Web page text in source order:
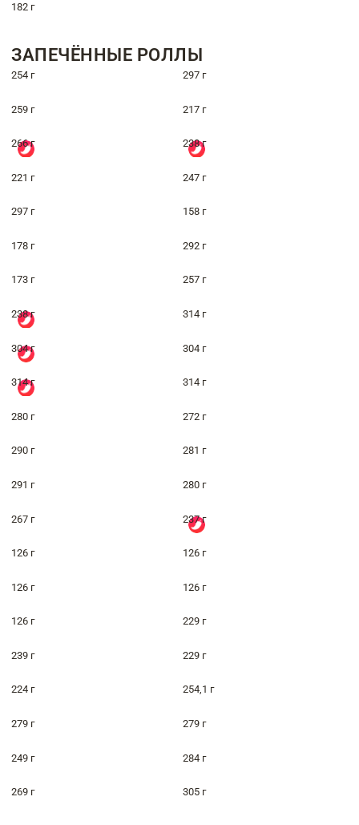
182 г
ЗАПЕЧЁННЫЕ РОЛЛЫ
254 г 297 г
259 г 217 г
266 г 238 г
221 г 247 г
297 г 158 г
178 г 292 г
173 г 257 г
238 г 314 г
304 г 304 г
314 г 314 г
280 г 272 г
290 г 281 г
291 г 280 г
267 г 237 г
126 г 126 г
126 г 126 г
126 г 229 г
239 г 229 г
224 г 254,1 г
279 г 279 г
249 г 284 г
269 г 305 г